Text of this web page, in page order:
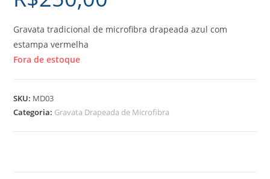
Gravata tradicional de microfibra drapeada azul com
estampa vermelha
Fora de estoque
SKU: MD03
Categoria: Gravata Drapeada de Microfibra